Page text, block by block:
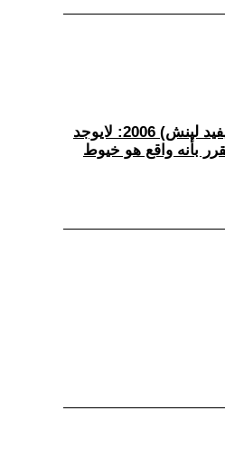
(31) امبراطورية الداخل (ديفيد لينش) 2006: لايوجد
بأنه واقع هو خيوط